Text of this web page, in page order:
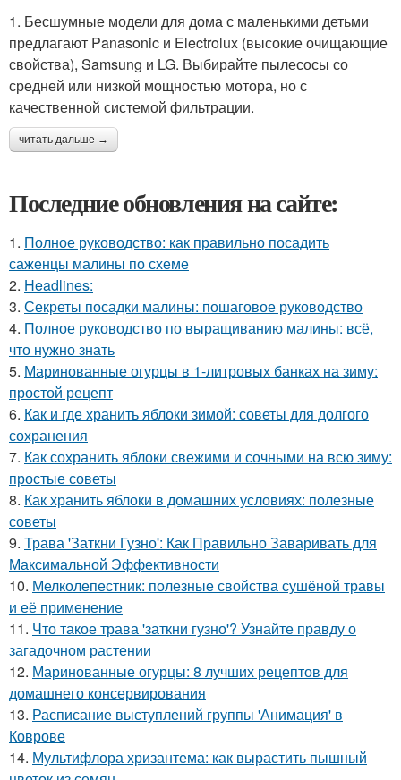
1. Бесшумные модели для дома с маленькими детьми
предлагают Panasonic и Electrolux (высокие очищающие
свойства), Samsung и LG. Выбирайте пылесосы со
средней или низкой мощностью мотора, но с
качественной системой фильтрации.
читать дальше →
Последние обновления на сайте:
1. Полное руководство: как правильно посадить
саженцы малины по схеме
2. Headlines:
3. Секреты посадки малины: пошаговое руководство
4. Полное руководство по выращиванию малины: всё,
что нужно знать
5. Маринованные огурцы в 1-литровых банках на зиму:
простой рецепт
6. Как и где хранить яблоки зимой: советы для долгого
сохранения
7. Как сохранить яблоки свежими и сочными на всю зиму:
простые советы
8. Как хранить яблоки в домашних условиях: полезные
советы
9. Трава 'Заткни Гузно': Как Правильно Заваривать для
Максимальной Эффективности
10. Мелколепестник: полезные свойства сушёной травы
и её применение
11. Что такое трава 'заткни гузно'? Узнайте правду о
загадочном растении
12. Маринованные огурцы: 8 лучших рецептов для
домашнего консервирования
13. Расписание выступлений группы 'Анимация' в
Коврове
14. Мультифлора хризантема: как вырастить пышный